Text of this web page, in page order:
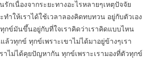
กเนื่องจากระยะทางอะไรหลายๆเหตุปัจจัย
ำให้เราได้ใช้เวลาลองคิดทบทวน อยู่กับตัวเอง
กข์มันขึ้นอยู่กับที่ใจเราคิดว่าเราคิดแบบไหน
วทุกข์ ทุกข์เพราะเขาไม่ได้มาอยู่ข้างๆเรา
าไม่ได้คุยปัญหากัน ทุกข์เพราะเรามองที่ตัวทุกข์